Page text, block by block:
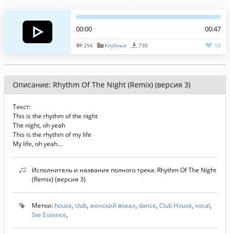
00:00 00:47
256 Клубные 730 58
Описание: Rhythm Of The Night (Remix) (версия 3)
Текст:
This is the rhythm of the night
The night, oh yeah
This is the rhythm of my life
My life, oh yeah...
Исполнитель и название полного трека: Rhythm Of The Night
(Remix) (версия 3)
Метки: house, club, женский вокал, dance, Club House, vocal,
Ste Essence,